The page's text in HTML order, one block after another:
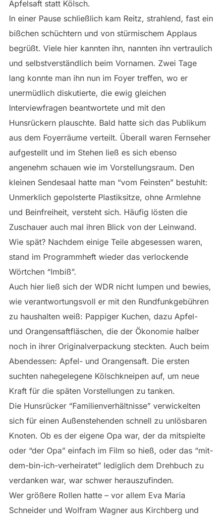
Apfelsaft statt Kölsch.
In einer Pause schließlich kam Reitz, strahlend, fast ein
bißchen schüchtern und von stürmischem Applaus
begrüßt. Viele hier kannten ihn, nannten ihn vertraulich
und selbstverständlich beim Vornamen. Zwei Tage
lang konnte man ihn nun im Foyer treffen, wo er
unermüdlich diskutierte, die ewig gleichen
Interviewfragen beantwortete und mit den
Hunsrückern plauschte. Bald hatte sich das Publikum
aus dem Foyerräume verteilt. Überall waren Fernseher
aufgestellt und im Stehen ließ es sich ebenso
angenehm schauen wie im Vorstellungsraum. Den
kleinen Sendesaal hatte man “vom Feinsten” bestuhlt:
Unmerklich gepolsterte Plastiksitze, ohne Armlehne
und Beinfreiheit, versteht sich. Häufig lösten die
Zuschauer auch mal ihren Blick von der Leinwand.
Wie spät? Nachdem einige Teile abgesessen waren,
stand im Programmheft wieder das verlockende
Wörtchen “Imbiß”.
Auch hier ließ sich der WDR nicht lumpen und bewies,
wie verantwortungsvoll er mit den Rundfunkgebühren
zu haushalten weiß: Pappiger Kuchen, dazu Apfel-
und Orangensaftfläschen, die der Ökonomie halber
noch in ihrer Originalverpackung steckten. Auch beim
Abendessen: Apfel- und Orangensaft. Die ersten
suchten nahegelegene Kölschkneipen auf, um neue
Kraft für die späten Vorstellungen zu tanken.
Die Hunsrücker “Familienverhältnisse” verwickelten
sich für einen Außenstehenden schnell zu unlösbaren
Knoten. Ob es der eigene Opa war, der da mitspielte
oder “der Opa” einfach im Film so hieß, oder das “mit-
dem-bin-ich-verheiratet” lediglich dem Drehbuch zu
verdanken war, war schwer herauszufinden.
Wer größere Rollen hatte – vor allem Eva Maria
Schneider und Wolfram Wagner aus Kirchberg und